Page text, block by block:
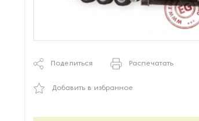
Поделиться Распечатать
Добавить в избранное